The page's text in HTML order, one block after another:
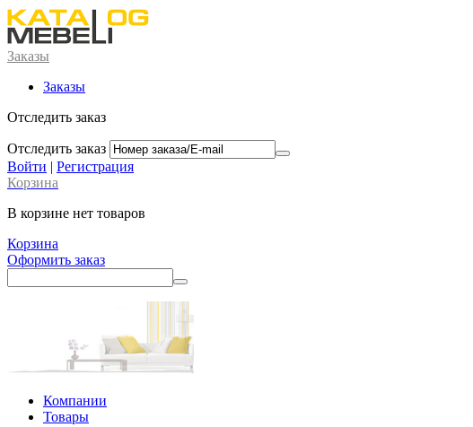
Заказы
Заказы
Отследить заказ
Отследить заказ
Войти | Регистрация
Корзина
В корзине нет товаров
Корзина
Оформить заказ
Компании
Товары